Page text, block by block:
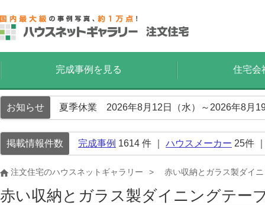
完成事例を見る 住宅会
お知らせ 夏季休業 2026年8月12日（水）～2026年8月
掲載情報件数 完成事例 1614 件 ｜ ハウスメーカー 25件
注文住宅のハウスネットギャラリー 赤い収納とガラス製ダイ
赤い収納とガラス製ダイニングテー